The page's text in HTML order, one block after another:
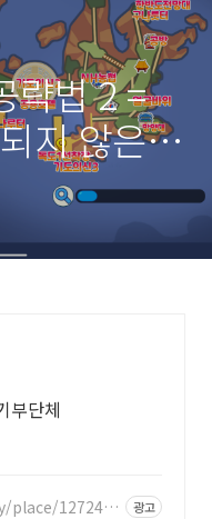
략법 2 =
지 않은
합니다!
부단체
1272451
광고